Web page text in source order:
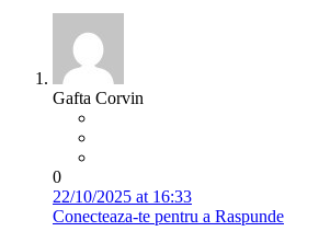
Gafta Corvin
0
22/10/2025 at 16:33
Conecteaza-te pentru a Raspunde